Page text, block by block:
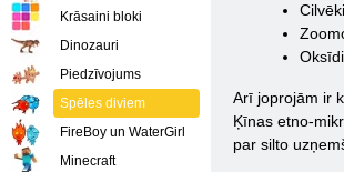
Arī joprojām ir
Ķīnas etno-
par silto
Krāsaini bloki
Dinozauri
Piedzīvojums
Spēles diviem
FireBoy un WaterGirl
Minecraft